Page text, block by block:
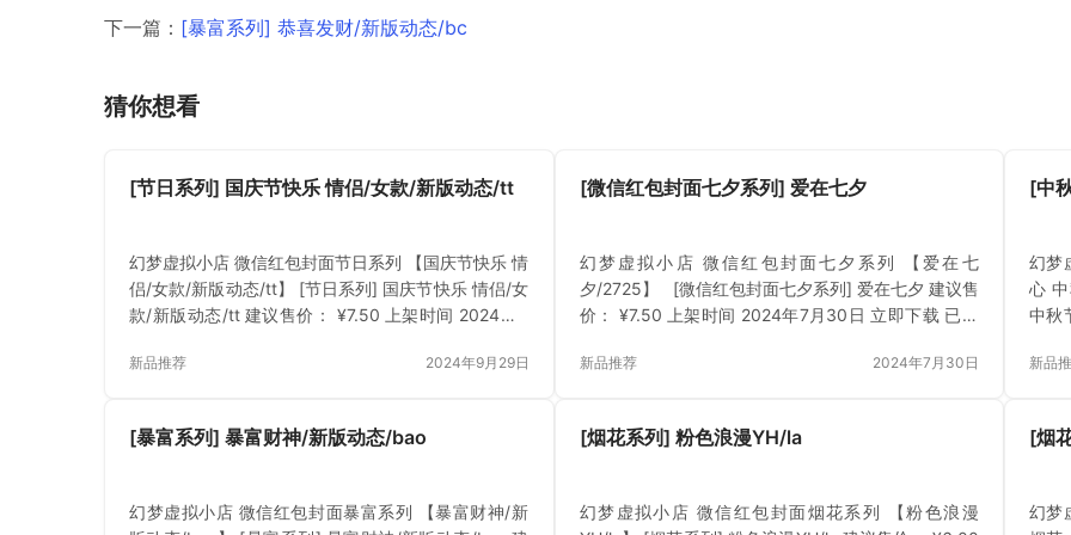
下一篇： [暴富系列] 恭喜发财/新版动态/bc
猜你想看
[节日系列] 国庆节快乐 情侣/女款/新版动态/tt
幻梦虚拟小店 微信红包封面节日系列 【国庆节快乐 情
侣/女款/新版动态/tt】 [节日系列] 国庆节快乐 情侣/女
款/新版动态/tt 建议售价： ¥7.50 上架时间 2024年9
新品推荐 2024年9月29日
[微信红包封面七夕系列] 爱在七夕
幻梦虚拟小店 微信红包封面七夕系列 【爱在七
夕/2725】 [微信红包封面七夕系列] 爱在七夕 建议售
价： ¥7.50 上架时间 2024年7月30日 立即下载 已付
新品推荐 2024年7月30日
[中
幻梦
心
中秋
新品
[暴富系列] 暴富财神/新版动态/bao
幻梦虚拟小店 微信红包封面暴富系列 【暴富财神/新
[烟花系列] 粉色浪漫YH/la
幻梦虚拟小店 微信红包封面烟花系列 【粉色浪漫
[烟
幻梦